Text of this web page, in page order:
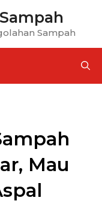
Sampah
Mau